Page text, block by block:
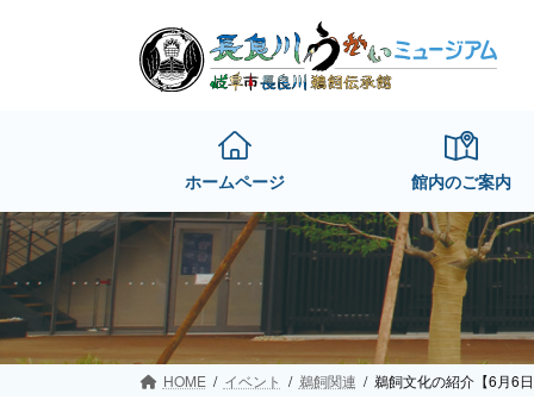
ホームページ 館内のご案内
HOME イベント 鵜飼関連 鵜飼文化の紹介【6月6